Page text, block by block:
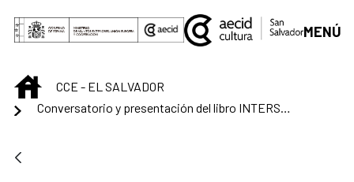
Skip to Main Content
MENÚ
INICIOCCE - EL SALVADOR